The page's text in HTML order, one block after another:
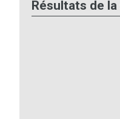
Résultats de